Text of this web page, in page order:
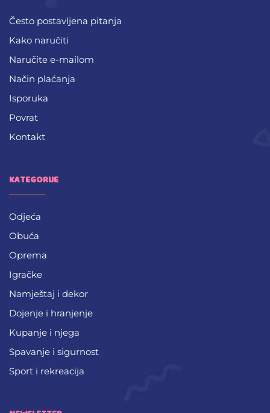
Često postavljena pitanja
Kako naručiti
Naručite e-mailom
Način plaćanja
Isporuka
Povrat
Kontakt
KATEGORIJE
Odjeća
Obuća
Oprema
Igračke
Namještaj i dekor
Dojenje i hranjenje
Kupanje i njega
Spavanje i sigurnost
Sport i rekreacija